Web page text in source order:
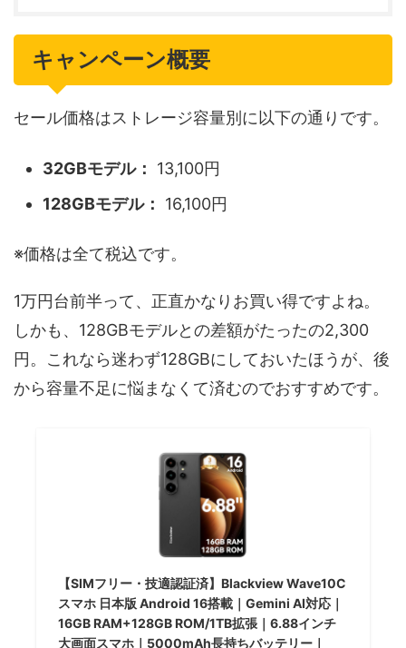
キャンペーン概要
セール価格はストレージ容量別に以下の通りです。
32GBモデル：
13,100円
128GBモデル：
16,100円
※価格は全て税込です。
1万円台前半って、正直かなりお買い得ですよね。
しかも、128GBモデルとの差額がたったの2,300
円。これなら迷わず128GBにしておいたほうが、後
から容量不足に悩まなくて済むのでおすすめです。
【SIMフリー・技適認証済】Blackview Wave10C
スマホ 日本版 Android 16搭載｜Gemini AI対応｜
16GB RAM+128GB ROM/1TB拡張｜6.88インチ
大画面スマホ｜5000mAh長持ちバッテリー｜